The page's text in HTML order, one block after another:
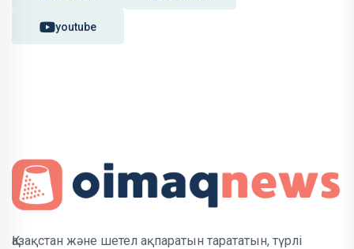
youtube
Қазақстан және шетел ақпаратын тарататын, түрлі